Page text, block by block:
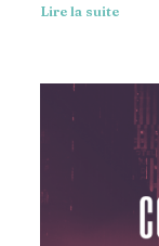
Lire la suite